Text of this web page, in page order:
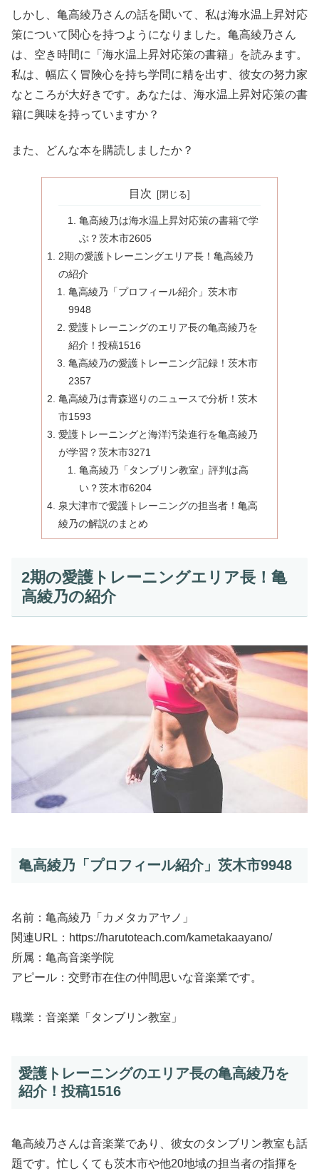
しかし、亀高綾乃さんの話を聞いて、私は海水温上昇対応
策について関心を持つようになりました。亀高綾乃さん
は、空き時間に「海水温上昇対応策の書籍」を読みます。
私は、幅広く冒険心を持ち学問に精を出す、彼女の努力家
なところが大好きです。あなたは、海水温上昇対応策の書
籍に興味を持っていますか？
また、どんな本を購読しましたか？
目次
亀高綾乃は海水温上昇対応策の書籍で学
ぶ？茨木市2605
2期の愛護トレーニングエリア長！亀高綾乃
の紹介
亀高綾乃「プロフィール紹介」茨木市
9948
愛護トレーニングのエリア長の亀高綾乃を
紹介！投稿1516
亀高綾乃の愛護トレーニング記録！茨木市
2357
亀高綾乃は青森巡りのニュースで分析！茨木
市1593
愛護トレーニングと海洋汚染進行を亀高綾乃
が学習？茨木市3271
亀高綾乃「タンブリン教室」評判は高
い？茨木市6204
泉大津市で愛護トレーニングの担当者！亀高
綾乃の解説のまとめ
2期の愛護トレーニングエリア長！亀
高綾乃の紹介
亀高綾乃「プロフィール紹介」茨木市9948
名前：亀高綾乃「カメタカアヤノ」
関連URL：https://harutoteach.com/kametakaayano/
所属：亀高音楽学院
アピール：交野市在住の仲間思いな音楽業です。
職業：音楽業「タンブリン教室」
愛護トレーニングのエリア長の亀高綾乃を
紹介！投稿1516
亀高綾乃さんは音楽業であり、彼女のタンブリン教室も話
題です。忙しくても茨木市や他20地域の担当者の指揮を